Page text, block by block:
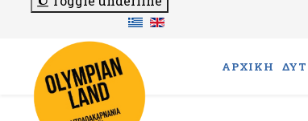
ΑΡΧΙΚΗ